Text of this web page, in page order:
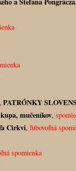
mučeníkov,
Cirkvi, ľubovoľná
spomienka